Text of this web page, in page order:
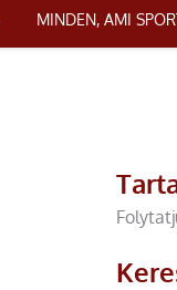
MINDEN, AMI